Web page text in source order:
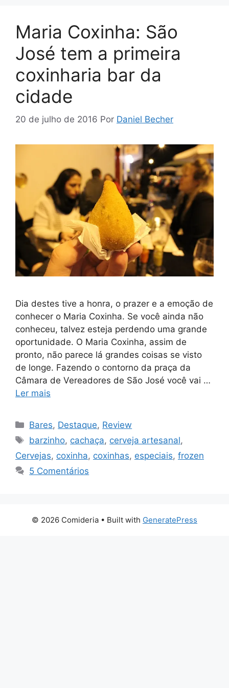
Maria Coxinha: São
José tem a primeira
coxinharia bar da
cidade
20 de julho de 2016 Por Daniel Becher
Dia destes tive a honra, o prazer e a emoção de
conhecer o Maria Coxinha. Se você ainda não
conheceu, talvez esteja perdendo uma grande
oportunidade. O Maria Coxinha, assim de
pronto, não parece lá grandes coisas se visto
de longe. Fazendo o contorno da praça da
Câmara de Vereadores de São José você vai …
Ler mais
Categorias
Bares, Destaque, Review
Tags
barzinho, cachaça, cerveja artesanal,
Cervejas, coxinha, coxinhas, especiais, frozen
5 Comentários
© 2026 Comideria • Built with GeneratePress